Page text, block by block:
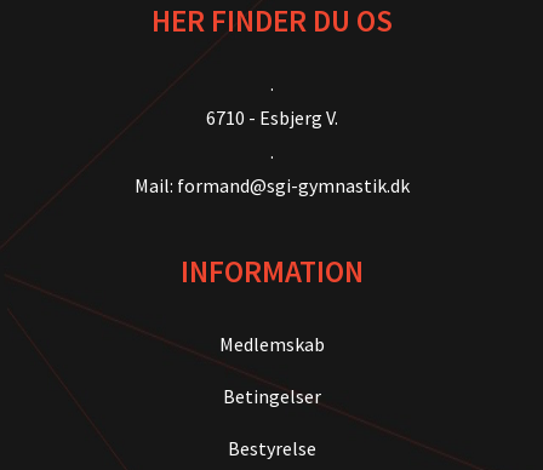
HER FINDER DU OS
.
6710 - Esbjerg V.
.
Mail: formand@sgi-gymnastik.dk
INFORMATION
Medlemskab
Betingelser
Bestyrelse